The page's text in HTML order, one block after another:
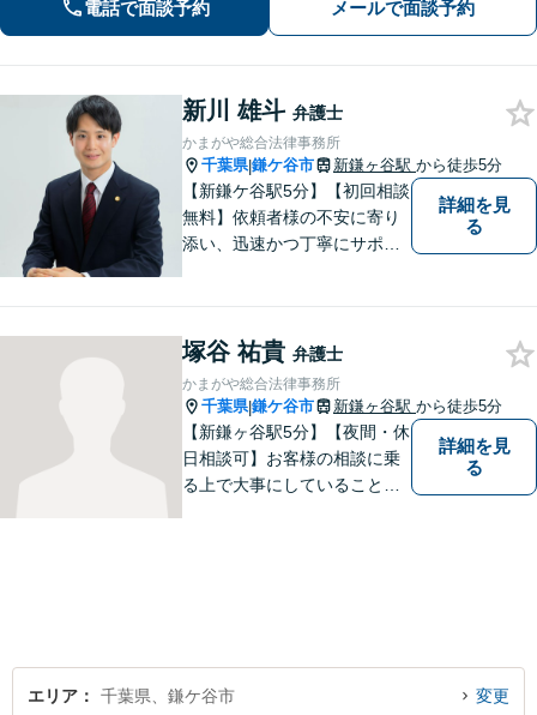
サポートします。お気軽にご相談くだ
さい【オンライン面談可】
電話で面談予約 メールで面談予約
新川 雄斗 弁護士
かまがや総合法律事務所
千葉県|鎌ケ谷市 新鎌ヶ谷駅 から徒歩5分
【新鎌ケ谷駅5分】【初回相談
無料】依頼者様の不安に寄り
添い、迅速かつ丁寧にサポー
ます！お困りごとがございま
したら、どうぞお気軽にご相
談ください。
詳細を見
る
塚谷 祐貴 弁護士
かまがや総合法律事務所
千葉県|鎌ケ谷市 新鎌ヶ谷駅 から徒歩5分
【新鎌ヶ谷駅5分】【夜間・休
日相談可】お客様の相談に乗
る上で大事にしていることは
て参ります。
詳細を見
る
エリア 千葉県、鎌ケ谷市 変更